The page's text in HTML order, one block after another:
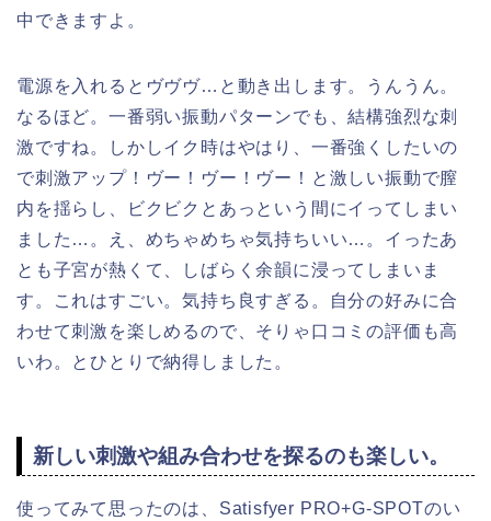
中できますよ。
電源を入れるとヴヴヴ…と動き出します。うんうん。
なるほど。一番弱い振動パターンでも、結構強烈な刺
激ですね。しかしイク時はやはり、一番強くしたいの
で刺激アップ！ヴー！ヴー！ヴー！と激しい振動で膣
内を揺らし、ビクビクとあっという間にイってしまい
ました…。え、めちゃめちゃ気持ちいい…。イったあ
とも子宮が熱くて、しばらく余韻に浸ってしまいま
す。これはすごい。気持ち良すぎる。自分の好みに合
わせて刺激を楽しめるので、そりゃ口コミの評価も高
いわ。とひとりで納得しました。
新しい刺激や組み合わせを探るのも楽しい。
使ってみて思ったのは、Satisfyer PRO+G-SPOTのい